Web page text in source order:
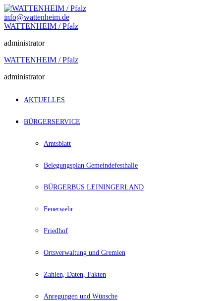
Zum
Inhalt
springen
info@wattenheim.de
WATTENHEIM / Pfalz
administrator
WATTENHEIM / Pfalz
administrator
AKTUELLES
BÜRGERSERVICE
Amtsblatt
Belegungsplan Gemeindefesthalle
BÜRGERBUS LEININGERLAND
Feuerwehr
Friedhof
Ortsverwaltung und Gremien
Zahlen, Daten, Fakten
Anregungen und Wünsche